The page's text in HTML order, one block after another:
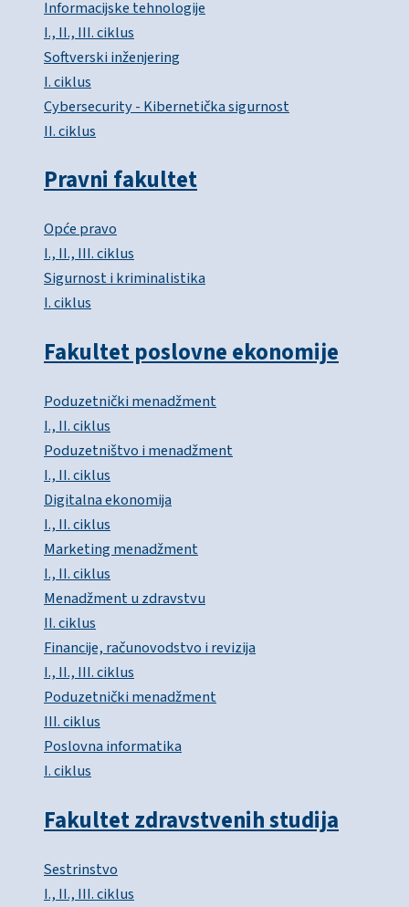
Informacijske tehnologije
I., II., III. ciklus
Softverski inženjering
I. ciklus
Cybersecurity - Kibernetička sigurnost
II. ciklus
Pravni fakultet
Opće pravo
I., II., III. ciklus
Sigurnost i kriminalistika
I. ciklus
Fakultet poslovne ekonomije
Poduzetnički menadžment
I., II. ciklus
Poduzetništvo i menadžment
I., II. ciklus
Digitalna ekonomija
I., II. ciklus
Marketing menadžment
I., II. ciklus
Menadžment u zdravstvu
II. ciklus
Financije, računovodstvo i revizija
I., II., III. ciklus
Poduzetnički menadžment
III. ciklus
Poslovna informatika
I. ciklus
Fakultet zdravstvenih studija
Sestrinstvo
I., II., III. ciklus